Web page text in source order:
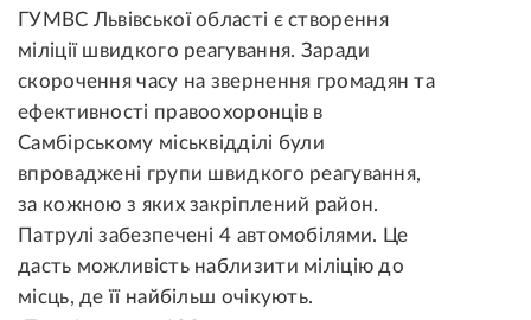
ГУМВС Львівської області є створення
міліції швидкого реагування. Заради
скорочення часу на звернення громадян та
ефективності правоохоронців в
Самбірському міськвідділі були
впроваджені групи швидкого реагування,
за кожною з яких закріплений район.
Патрулі забезпечені 4 автомобілями. Це
дасть можливість наблизити міліцію до
місць, де її найбільш очікують.